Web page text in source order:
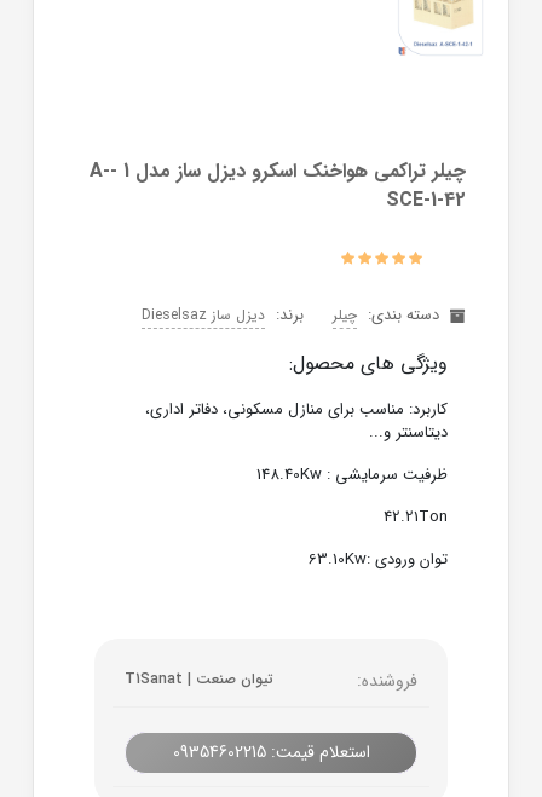
چیلر تراکمی هواخنک اسکرو دیزل ساز مدل 1 -A-
SCE-1-42
دسته بندی: چیلر برند: دیزل ساز Dieselsaz
ویژگی های محصول:
کاربرد: مناسب برای منازل مسکونی، دفاتر اداری،
دیتاسنتر و...
ظرفیت سرمایشی : 148.40Kw
42.21Ton
توان ورودی :63.10Kw
فروشنده: تیوان صنعت | T1Sanat
استعلام قیمت: 09354602215